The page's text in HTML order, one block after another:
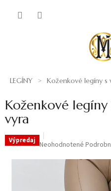
LEGÍNY Koženkové legíny s
Koženkové legíny
vyra
Výpredaj Priemerné
produktu
Neohodnotené